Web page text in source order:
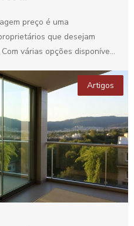
preço é uma
que desejam
várias opções disponíveis
Artigos